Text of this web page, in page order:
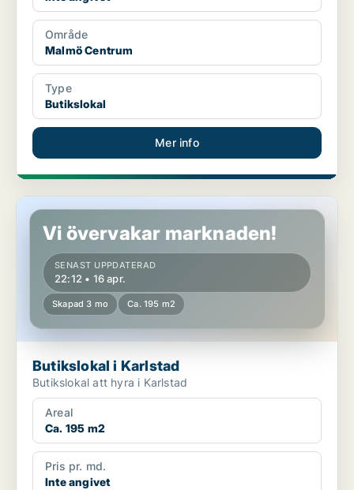
Område
Malmö Centrum
Type
Butikslokal
Mer info
Butikslokal i Karlstad
Vi övervakar marknaden!
SENAST UPPDATERAD
22:12 • 16 apr.
Skapad 3 mo Ca. 195 m2
Butikslokal i Karlstad
Butikslokal att hyra i Karlstad
Areal
Ca. 195 m2
Pris pr. md.
Inte angivet